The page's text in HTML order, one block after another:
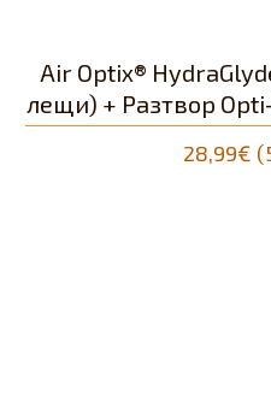
Air Optix®
лещи) + Разтвор
28,99€